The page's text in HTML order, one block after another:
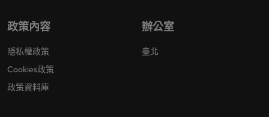
政策內容
隱私權政策
Cookies政策
政策資料庫
辦公室
臺北